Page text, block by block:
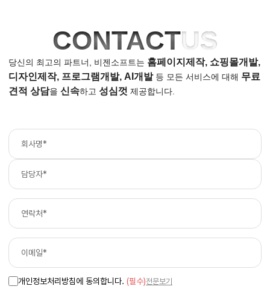
CONTACTUS
당신의 최고의 파트너, 비젠소프트는 홈페이지제작, 쇼핑몰개발,
디자인제작, 프로그램개발, AI개발등 모든 서비스에 대해 무료
견적 상담을 신속하고 성심껏 제공합니다.
개인정보처리방침에 동의합니다. (필수)전문보기